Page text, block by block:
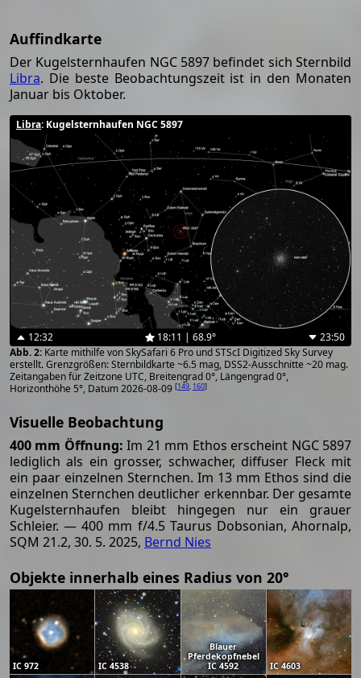
Auffindkarte
Der Kugelsternhaufen NGC 5897 befindet sich Sternbild
Libra. Die beste Beobachtungszeit ist in den Monaten
Januar bis Oktober.
Libra: Kugelsternhaufen NGC 5897
12:32 18:11 | 68.9°
23:50
Karte mithilfe von SkySafari 6 Pro und STScI Digitized Sky Survey
erstellt. Grenzgrößen: Sternbildkarte ~6.5 mag, DSS2-Ausschnitte ~20 mag.
Zeitangaben für Zeitzone UTC, Breitengrad 0°, Längengrad 0°,
Horizonthöhe 5°, Datum 2026-08-09 [149 160]
Visuelle Beobachtung
400 mm Öffnung: Im 21 mm Ethos erscheint NGC 5897
lediglich als ein grosser, schwacher, diffuser Fleck mit
ein paar einzelnen Sternchen. Im 13 mm Ethos sind die
einzelnen Sternchen deutlicher erkennbar. Der gesamte
Kugelsternhaufen bleibt hingegen nur ein grauer
Schleier. — 400 mm f/4.5 Taurus Dobsonian, Ahornalp,
SQM 21.2, 30. 5. 2025, Bernd Nies
Objekte innerhalb eines Radius von 20°
IC 972 IC 4538
Blauer
Pferdekopfnebel
IC 4592
IC 4603